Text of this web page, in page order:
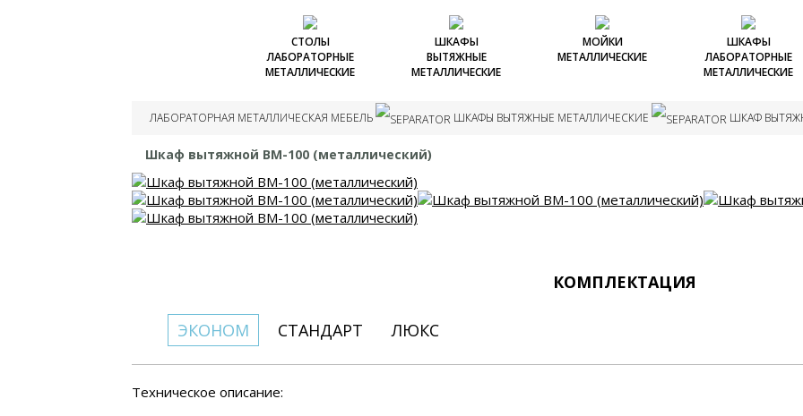
СТОЛЫ
ЛАБОРАТОРНЫЕ
МЕТАЛЛИЧЕСКИЕ
ШКАФЫ
ВЫТЯЖНЫЕ
МЕТАЛЛИЧЕСКИЕ
Шкафы вытяжные для
МОЙКИ
МЕТАЛЛИЧЕСКИЕ
ШКАФЫ
ЛАБОРАТОРНЫЕ
МЕТАЛЛИЧЕСКИЕ
Шкафы для
Шкафы
металлические
ЛАБОРАТОРНАЯ МЕТАЛЛИЧЕСКАЯ МЕБЕЛЬ ШКАФЫ ВЫТЯЖНЫЕ МЕТАЛЛИЧЕСКИЕ ШКАФ
Шкаф вытяжной ВМ-100 (металлический)
КОМПЛЕКТАЦИЯ
ЭКОНОМ СТАНДАРТ ЛЮКС
Техническое описание: